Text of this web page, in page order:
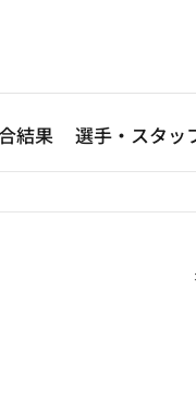
結果 選手・スタッ